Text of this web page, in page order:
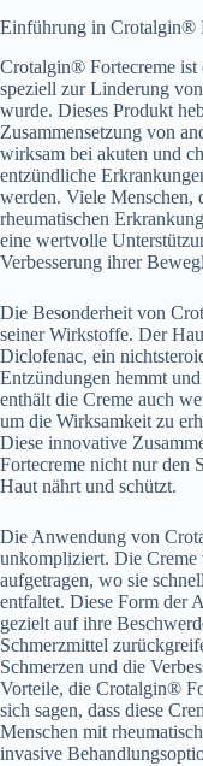
Einführung in Crotalgin®
Crotalgin® Fortecreme ist
speziell zur Linderung
wurde. Dieses Produkt
Zusammensetzung von
wirksam bei akuten und
entzündliche
werden. Viele Menschen,
rheumatischen
eine wertvolle
Verbesserung ihrer
Die Besonderheit von
seiner Wirkstoffe. Der
Diclofenac, ein
Entzündungen hemmt
enthält die Creme auch
um die Wirksamkeit zu
Diese innovative
Fortecreme nicht nur den
Haut nährt und schützt.
Die Anwendung von
unkompliziert. Die
aufgetragen, wo sie
entfaltet. Diese Form der
gezielt auf ihre
Schmerzmittel
Schmerzen und die
Vorteile, die Crotalgin®
sich sagen, dass diese
Menschen mit
invasive